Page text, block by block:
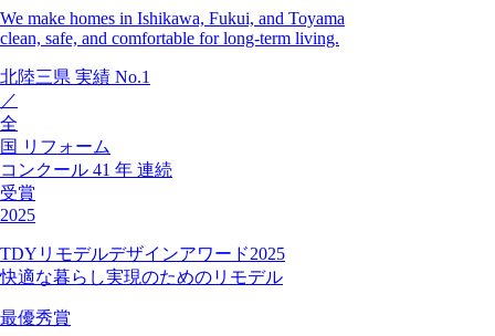
We make homes in Ishikawa, Fukui, and Toyama
clean, safe, and comfortable for long-term living.
北陸三県 実績 No.1
／
全
国 リフォーム
コンクール 41 年 連続
受賞
2025
TDYリモデルデザインアワード2025
快適な暮らし実現のためのリモデル
最優秀賞